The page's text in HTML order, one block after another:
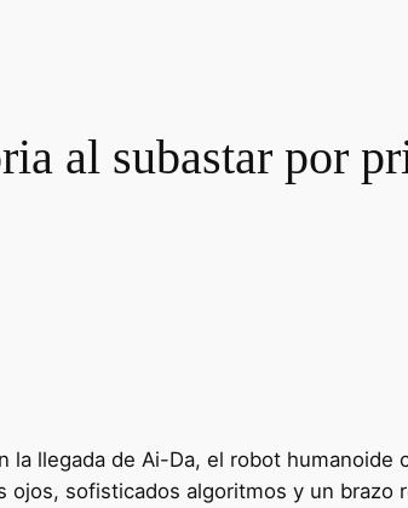
al subastar por
llegada de Ai-Da, el robot humanoide
sofisticados algoritmos y un brazo